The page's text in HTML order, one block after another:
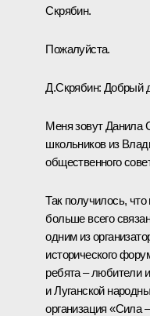
Скрябин.
Пожалуйста.
Д.Скрябин: Добрый
Меня зовут Данила
школьников из
общественного
Так получилось, что
больше всего
одним из
исторического
ребята ‒ любители
и Луганской
организация «Сила